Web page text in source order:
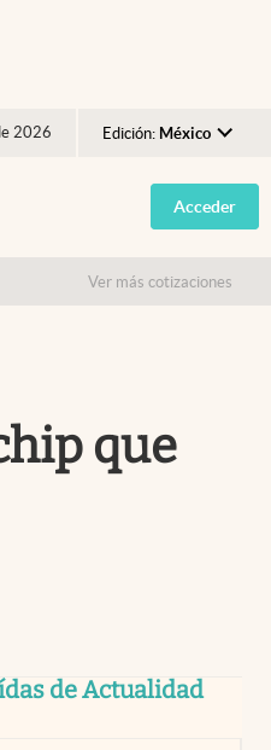
2026 Edición: México
Argentina
España
USA
Acceder
Ver más cotizaciones
que
de Actualidad